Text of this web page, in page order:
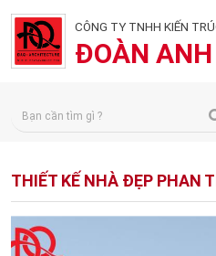
CÔNG TY TNHH KIẾN
ĐOÀN ANH
THIẾT KẾ NHÀ ĐẸP PHAN